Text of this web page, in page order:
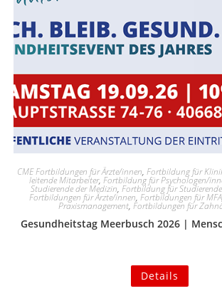
CME Fortbildungen für Ärzte/innen, Fortbildung für
leitende Mitarbeiter, Fortbildung für Psychologen/
Studierende der Medizin, Fortbildung für
Fortbildungen für Ärzte/innen, Fortbildungen für MFA
Praxismanagement, Fortbildungen für
Gesundheitstag Meerbusch 2026 |
Details